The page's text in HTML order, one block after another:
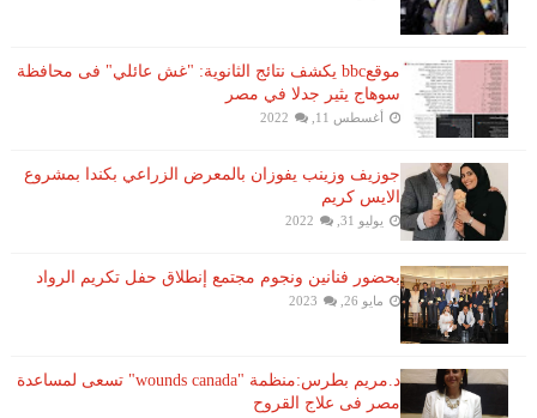
موقعbbc يكشف نتائج الثانوية: "غش عائلي" فى محافظة
سوهاج يثير جدلا في مصر
أغسطس 11, 2022
جوزيف وزينب يفوزان بالمعرض الزراعي بكندا بمشروع
الايس كريم
يوليو 31, 2022
بحضور فنانين ونجوم مجتمع إنطلاق حفل تكريم الرواد
مايو 26, 2023
د.مريم بطرس:منظمة "wounds canada" تسعى لمساعدة
مصر فى علاج القروح